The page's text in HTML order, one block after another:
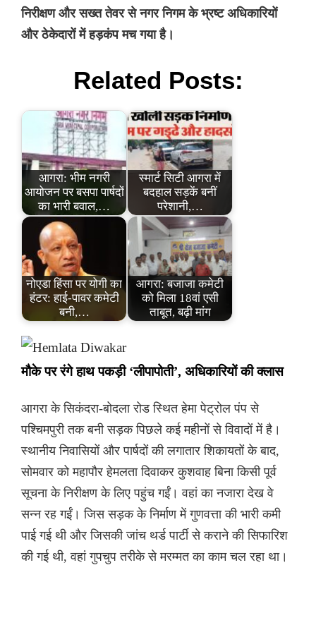
निरीक्षण और सख्त तेवर से नगर निगम के भ्रष्ट अधिकारियों
और ठेकेदारों में हड़कंप मच गया है।
Related Posts:
आगरा: भीम नगरी
आयोजन पर बसपा पार्षदों
का भारी बवाल,…
स्मार्ट सिटी आगरा में
बदहाल सड़कें बनीं
परेशानी,…
नोएडा हिंसा पर योगी का
हंटर: हाई-पावर कमेटी
बनी,…
आगरा: बजाजा कमेटी
को मिला 18वां एसी
ताबूत, बढ़ी मांग
मौके पर रंगे हाथ पकड़ी ‘लीपापोती’, अधिकारियों की क्लास
आगरा के सिकंदरा-बोदला रोड स्थित हेमा पेट्रोल पंप से
पश्चिमपुरी तक बनी सड़क पिछले कई महीनों से विवादों में है।
स्थानीय निवासियों और पार्षदों की लगातार शिकायतों के बाद,
सोमवार को महापौर हेमलता दिवाकर कुशवाह बिना किसी पूर्व
सूचना के निरीक्षण के लिए पहुंच गईं। वहां का नजारा देख वे
सन्न रह गईं। जिस सड़क के निर्माण में गुणवत्ता की भारी कमी
पाई गई थी और जिसकी जांच थर्ड पार्टी से कराने की सिफारिश
की गई थी, वहां गुपचुप तरीके से मरम्मत का काम चल रहा था।